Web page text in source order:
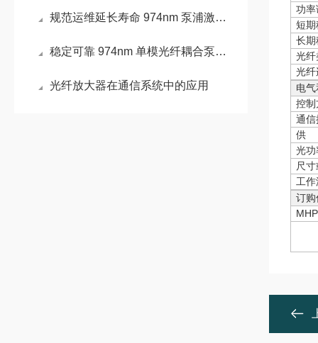
规范运维延长寿命 974nm 泵浦激光器养护要点
稳定可靠 974nm 单模光纤耦合泵浦激光器详解
光纤放大器在通信系统中的应用
功率
短
长
光纤
光纤
电
控制
通信
供
光
尺
工
订购